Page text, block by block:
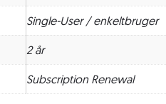
Single-User / enkeltbruger
2 år
Subscription Renewal